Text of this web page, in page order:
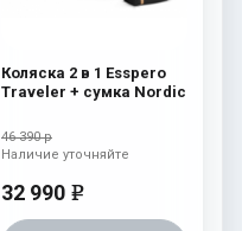
Коляска 2 в 1 Esspero
Traveler + сумка Nordic
46 390 р
32 990 e
Наличие уточняйте